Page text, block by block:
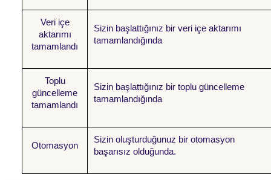
Veri içe
aktarımı
tamamlandı
Sizin başlattığınız bir veri içe aktarımı
tamamlandığında
Toplu
güncelleme
tamamlandı
Sizin başlattığınız bir toplu güncelleme
tamamlandığında
Otomasyon
Sizin oluşturduğunuz bir otomasyon
başarısız olduğunda.